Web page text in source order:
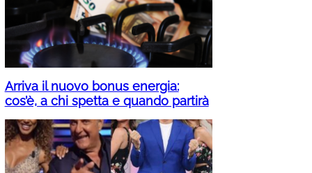
Arriva il nuovo bonus energia:
cos’è, a chi spetta e quando partirà